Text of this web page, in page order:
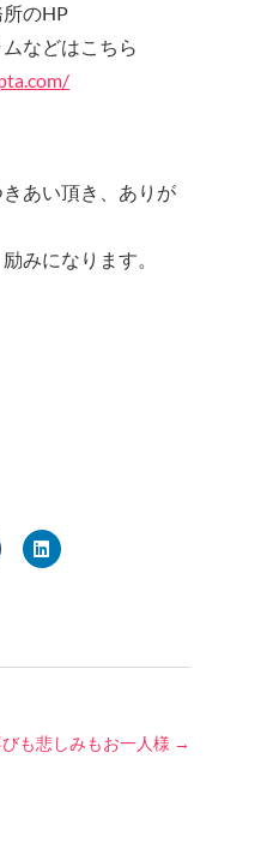
のHP
などはこちら
あい頂き、ありが
みになります。
も悲しみもお一人様 →